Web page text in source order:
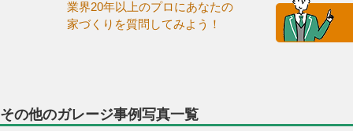
業界20年以上のプロにあなたの
家づくりを質問してみよう！
その他のガレージ事例写真一覧